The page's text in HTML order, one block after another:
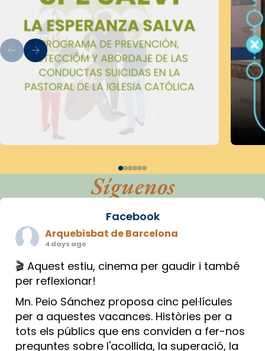
Síguenos
Facebook
Arquebisbat de Barcelona
4 days ago
🎬 Aquest estiu, cinema per gaudir i també
per reflexionar!
Mn. Peio Sánchez proposa cinc pel·lícules
per a aquestes vacances. Històries per a
tots els públics que ens conviden a fer-nos
preguntes sobre l'acollida, la superació, la